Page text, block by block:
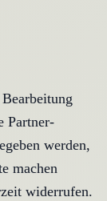
Partner-
werden,
machen
widerrufen.